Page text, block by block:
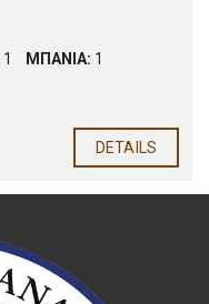
1 ΜΠΑΝΙΑ: 1
DETAILS